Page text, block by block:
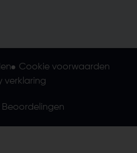
Cookie voorwaarden
verklaring
Beoordelingen